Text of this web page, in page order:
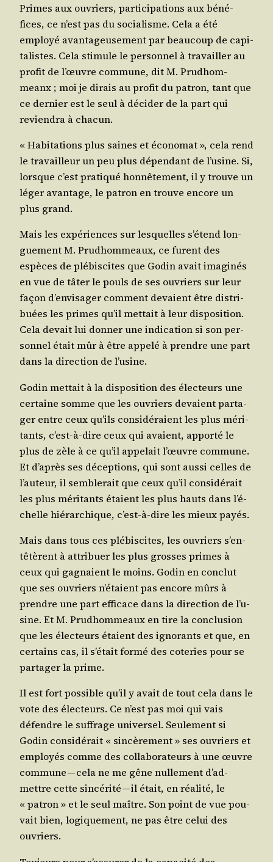
Primes aux ouvriers, par­ti­ci­pa­tions aux béné­
fices, ce n’est pas du socia­lisme. Cela a été
employé avan­ta­geu­se­ment par beau­coup de capi­
ta­listes. Cela sti­mule le per­son­nel à tra­vailler au
pro­fit de l’œuvre com­mune, dit M. Prud­hom­
meanx ; moi je dirais au pro­fit du patron, tant que
ce der­nier est le seul à déci­der de la part qui
revien­dra à chacun.
« Habi­ta­tions plus saines et éco­no­mat », cela rend
le tra­vailleur un peu plus dépen­dant de l’u­sine. Si,
lorsque c’est pra­ti­qué hon­nê­te­ment, il y trouve un
léger avan­tage, le patron en trouve encore un
plus grand.
Mais les expé­riences sur les­quelles s’é­tend lon­
gue­ment M. Prud­hom­meaux, ce furent des
espèces de plé­bis­cites que Godin avait ima­gi­nés
en vue de tâter le pouls de ses ouvriers sur leur
façon d’en­vi­sa­ger com­ment devaient être dis­tri­
buées les primes qu’il met­tait à leur dis­po­si­tion.
Cela devait lui don­ner une indi­ca­tion si son per­
son­nel était mûr à être appe­lé à prendre une part
dans la direc­tion de l’usine.
Godin met­tait à la dis­po­si­tion des élec­teurs une
cer­taine somme que les ouvriers devaient par­ta­
ger entre ceux qu’ils consi­dé­raient les plus méri­
tants, c’est-à-dire ceux qui avaient, appor­té le
plus de zèle à ce qu’il appe­lait l’œuvre com­mune.
Et d’a­près ses décep­tions, qui sont aus­si celles de
l’au­teur, il sem­ble­rait que ceux qu’il consi­dé­rait
les plus méri­tants étaient les plus hauts dans l’é­
chelle hié­rar­chique, c’est-à-dire les mieux payés.
Mais dans tous ces plé­bis­cites, les ouvriers s’en­
tê­tèrent à attri­buer les plus grosses primes à
ceux qui gagnaient le moins. Godin en conclut
que ses ouvriers n’é­taient pas encore mûrs à
prendre une part effi­cace dans la direc­tion de l’u­
sine. Et M. Prud­hom­meaux en tire la conclu­sion
que les élec­teurs étaient des igno­rants et que, en
cer­tains cas, il s’é­tait for­mé des cote­ries pour se
par­ta­ger la prime.
Il est fort pos­sible qu’il y avait de tout cela dans le
vote des élec­teurs. Ce n’est pas moi qui vais
défendre le suf­frage uni­ver­sel. Seule­ment si
Godin consi­dé­rait « sin­cè­re­ment » ses ouvriers et
employés comme des col­la­bo­ra­teurs à une œuvre
com­mune — cela ne me gêne nul­le­ment d’ad­
mettre cette sin­cé­ri­té — il était, en réa­li­té, le
« patron » et le seul maître. Son point de vue pou­
vait bien, logi­que­ment, ne pas être celui des
ouvriers.